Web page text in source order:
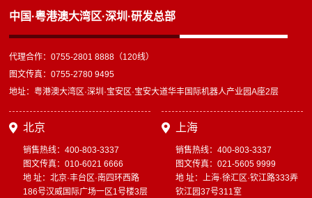
中国·粤港澳大湾区·深圳·研发总部
代理合作：0755-2801 8888（120线）
图文传真：0755-2780 9495
地址：粤港澳大湾区·深圳·宝安区·宝安大道华丰国际机器人产业园A座2层
北京
销售热线：400-803-3337
图文传真：010-6021 6666
地 址：北京·丰台区·南四环西路
186号汉威国际广场一区1号楼3层
上海
销售热线：400-803-3337
图文传真：021-5605 9999
地 址：上海·徐汇区·钦江路333弄
钦江园37号311室